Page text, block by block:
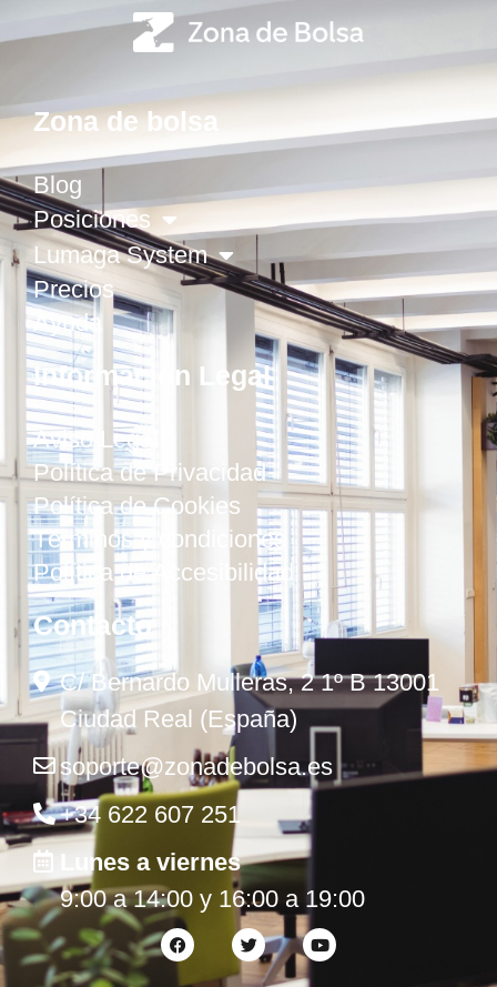
Zona de bolsa
Blog
Posiciones
Lumaga System
Precios
Ayuda
Información Legal
Aviso Legal
Política de Privacidad
Política de Cookies
Términos y condiciones
Política de Accesibilidad
Contacto
C/ Bernardo Mulleras, 2 1º B 13001
Ciudad Real (España)
soporte@zonadebolsa.es
+34 622 607 251
Lunes a viernes
9:00 a 14:00 y 16:00 a 19:00